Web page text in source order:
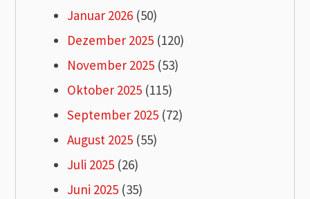
Januar 2026 (50)
Dezember 2025 (120)
November 2025 (53)
Oktober 2025 (115)
September 2025 (72)
August 2025 (55)
Juli 2025 (26)
Juni 2025 (35)